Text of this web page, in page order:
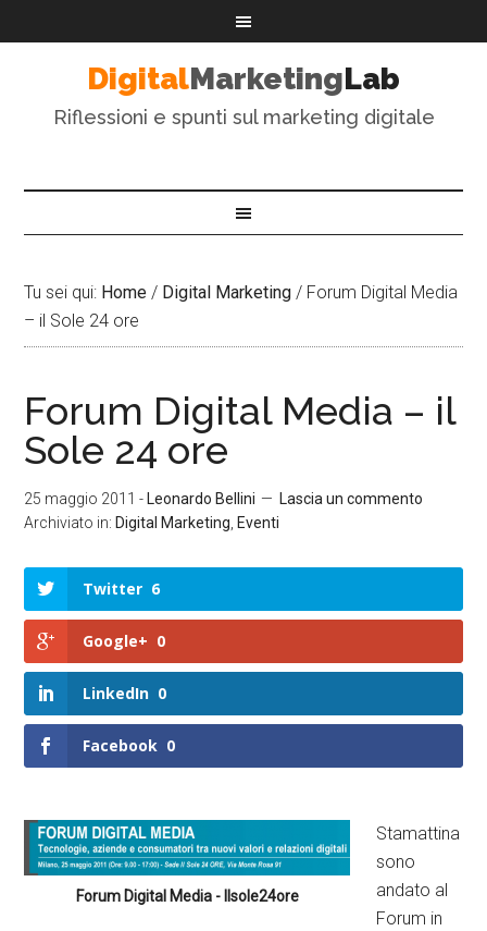
DigitalMarketingLab
Riflessioni e spunti sul marketing digitale
Tu sei qui: Home / Digital Marketing / Forum Digital Media
– il Sole 24 ore
Forum Digital Media – il
Sole 24 ore
25 maggio 2011 - Leonardo Bellini
Lascia un commento
Archiviato in: Digital Marketing Eventi
Twitter 6
Google+ 0
LinkedIn 0
Facebook 0
Forum Digital Media - Ilsole24ore
Stamattina
sono
andato al
Forum in